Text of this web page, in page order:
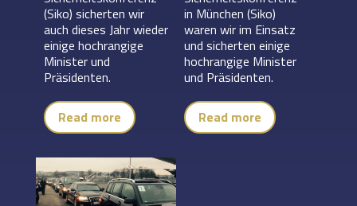
(Siko) sicherten wir
auch dieses Jahr wieder
einige hochrangige
Minister und
Präsidenten.
Read more
in München (Siko)
waren wir im Einsatz
und sicherten einige
hochrangige Minister
und Präsidenten.
Read more